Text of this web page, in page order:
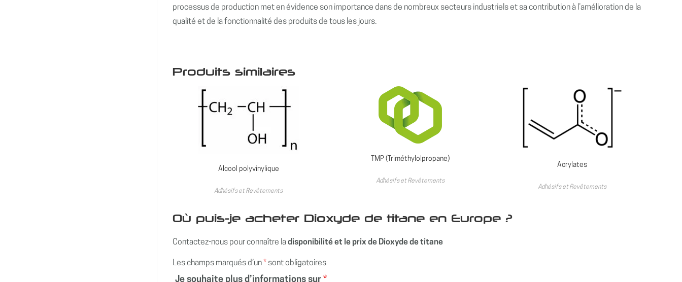
processus de production met en évidence son importance dans de nombreux secteurs industriels et sa contribution à l’amélioration de la
qualité et de la fonctionnalité des produits de tous les jours.
Produits similaires
Alcool polyvinylique
Adhésifs et Revêtements
TMP (Triméthylolpropane)
Adhésifs et Revêtements
Acrylates
Adhésifs et Revêtements
Où puis-je acheter Dioxyde de titane en Europe ?
Contactez-nous pour connaître ladisponibilité et le prix de Dioxyde de titane
Les champs marqués d’un* sont obligatoires
Je souhaite plus d’informations sur*